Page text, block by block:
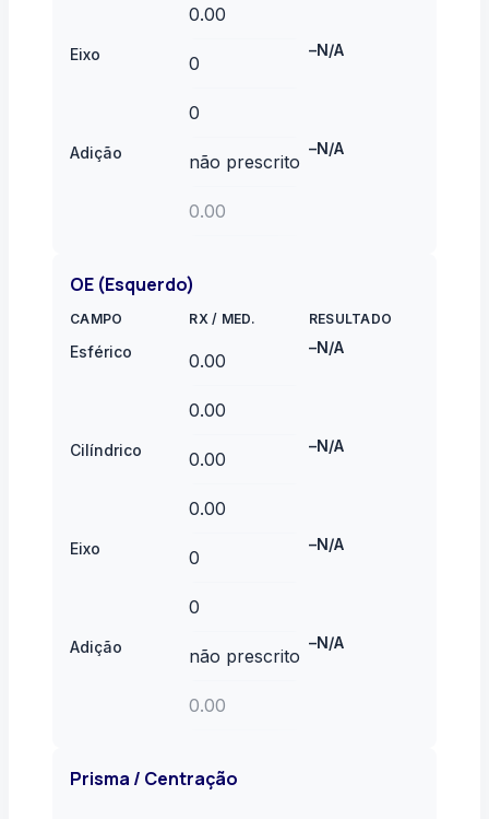
Eixo –N/A
Adição –N/A
OE (Esquerdo)
CAMPO RX/ MED. RESULTADO
Esférico –N/A
Cilíndrico –N/A
Eixo –N/A
Adição –N/A
Prisma / Centração